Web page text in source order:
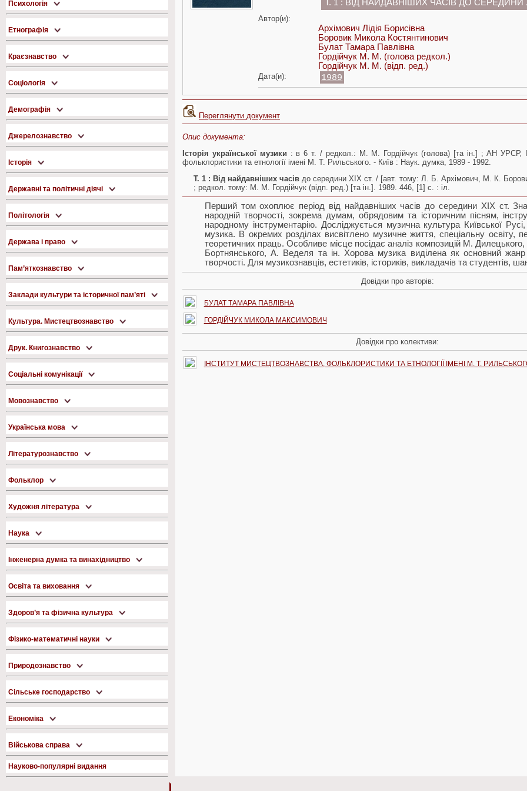
Психологія
Етнографія
Краєзнавство
Соціологія
Демографія
Джерелознавство
Історія
Державні та політичні діячі
Політологія
Держава і право
Пам’яткознавство
Заклади культури та історичної пам’яті
Культура. Мистецтвознавство
Друк. Книгознавство
Соціальні комунікації
Мовознавство
Українська мова
Літературознавство
Фольклор
Художня література
Наука
Інженерна думка та винахідництво
Освіта та виховання
Здоров’я та фізична культура
Фізико-математичні науки
Природознавство
Сільське господарство
Економіка
Військова справа
Науково-популярні видання
Т. 1 : ВІД НАЙДАВНІШИХ ЧАСІВ ДО СЕРЕДИНИ
Автор(и):
Архімович Лідія Борисівна
Боровик Микола Костянтинович
Булат Тамара Павлівна
Гордійчук М. М. (голова редкол.)
Гордійчук М. М. (відп. ред.)
Дата(и): 1989
Переглянути документ
Опис документа:
Історія української музики : в 6 т. / редкол.: М. М. Гордійчук (голова) [та ін.] ; АН УРСР,
фольклористики та етнології імені М. Т. Рильського. - Київ : Наук. думка, 1989 - 1992.
Т. 1: Від найдавніших часівдо середини XIX ст. / [авт. тому: Л. Б. Архімович, М. К.
; редкол. тому: М. М. Гордійчук (відп. ред.) [та ін.]. 1989. 446, [1] c. : іл.
Перший том охоплює період від найдавніших часів до середини XIX ст.
народній творчості, зокрема думам, обрядовим та історичним пісням,
народному інструментарію. Досліджується музична культура Київської
музика. В окремих розділах висвітлено музичне життя, спеціальну освіту,
теоретичних праць. Особливе місце посідає аналіз композицій М.
Бортнянського, А. Веделя та ін. Хорова музика виділена як основний жанр
творчості. Для музикознавців, естетиків, істориків, викладачів та студентів,
Довідки про авторів:
БУЛАТ ТАМАРА ПАВЛІВНА
ГОРДІЙЧУК МИКОЛА МАКСИМОВИЧ
Довідки про колективи:
ІНСТИТУТ МИСТЕЦТВОЗНАВСТВА, ФОЛЬКЛОРИСТИКИ ТА ЕТНОЛОГІЇ ІМЕНІ М. Т.